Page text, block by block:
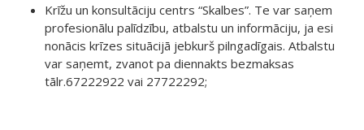
Krīžu un konsultāciju centrs “Skalbes”. Te var saņem
profesionālu palīdzību, atbalstu un informāciju, ja esi
nonācis krīzes situācijā jebkurš pilngadīgais. Atbalstu
var saņemt, zvanot pa diennakts bezmaksas
tālr.67222922 vai 27722292;